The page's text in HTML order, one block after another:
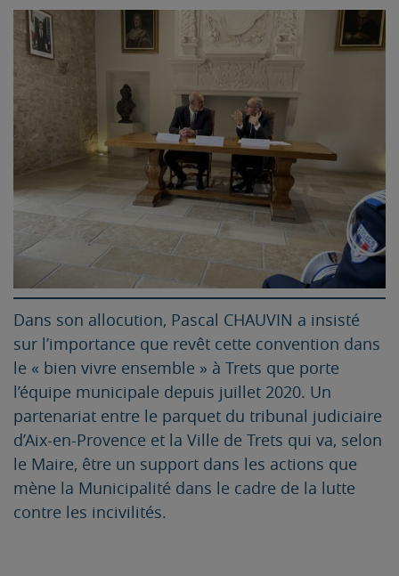
Dans son allocution, Pascal CHAUVIN a insisté
sur l’importance que revêt cette convention dans
le « bien vivre ensemble » à Trets que porte
l’équipe municipale depuis juillet 2020. Un
partenariat entre le parquet du tribunal judiciaire
d’Aix-en-Provence et la Ville de Trets qui va, selon
le Maire, être un support dans les actions que
mène la Municipalité dans le cadre de la lutte
contre les incivilités.